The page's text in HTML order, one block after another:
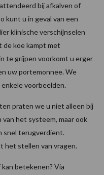
bij afkalven of
kunt u in geval van een
klinische verschijnselen
de koe kampt met
te grijpen voorkomt u erger
uw portemonnee. We
voorbeelden.
praten we u niet alleen bij
het systeem, maar ook
snel terugverdient.
het stellen van vragen.
betekenen? Via